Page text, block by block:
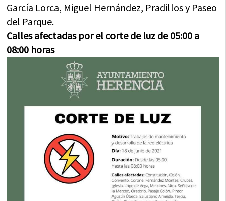
García Lorca, Miguel Hernández, Pradillos y Paseo
del Parque.
Calles afectadas por el corte de luz de 05:00 a
08:00 horas